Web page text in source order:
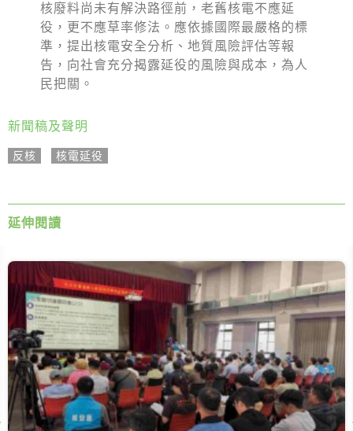
核廢料尚未有解決路徑前，老舊核電不應延
役，更不應草率修法。應依據國際最嚴格的標
準，提出核電安全分析、地質風險評估等報
告，向社會充分揭露延役的風險與成本，為人
民把關。
新聞稿及聲明
反核 核電延役
延伸閱讀